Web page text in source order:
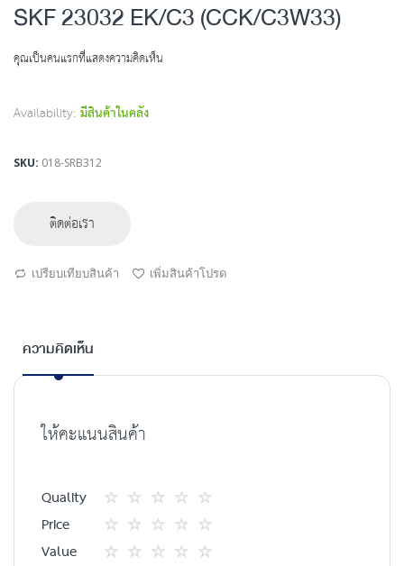
to
the
SKF 23032 EK/C3 (CCK/C3W33)
คุณเป็นคนแรกที่แสดงความคิดเห็น
Availability: มีสินค้าในคลัง
SKU 018-SRB312
ติดต่อเรา
เปรียบเทียบสินค้า เพิ่มสินค้าโปรด
ความคิดเห็น
ให้คะแนนสินค้า
Quality
1
star
2
ดาว
3
ดาว
4
ดาว
5
ดาว
Price
1
2
3
4
5
Value